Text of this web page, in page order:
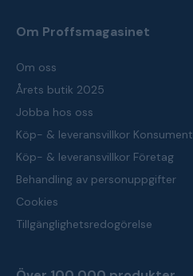
Om Proffsmagasinet
Om oss
Årets butik 2025
Jobba hos oss
Köp- & leveransvillkor Konsument
Köp- & leveransvillkor Företag
Behandling av personuppgifter
Cookies
Tillgänglighetsredogörelse